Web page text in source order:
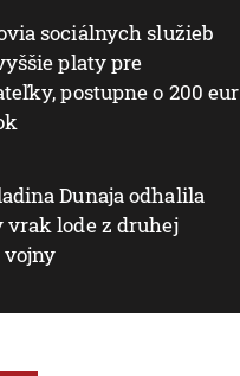
sociálnych služieb
platy pre
postupne o 200 eur
Dunaja odhalila
vrak lode z druhej
vojny